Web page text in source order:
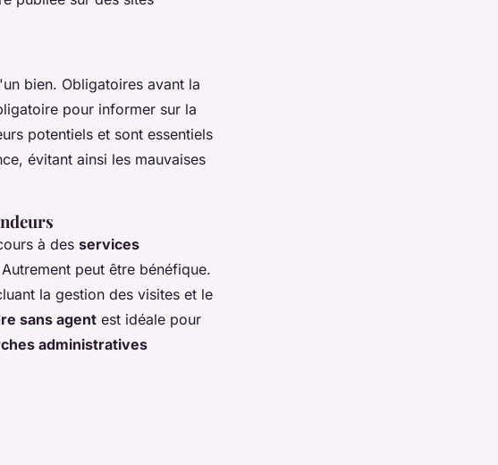
bien. Obligatoires avant la
pour informer sur la
potentiels et sont essentiels
évitant ainsi les mauvaises
à des services
peut être bénéfique.
la gestion des visites et le
sans agent est idéale pour
administratives